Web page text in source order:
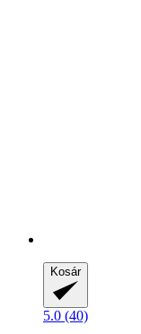
Kosár
5.0 (40)